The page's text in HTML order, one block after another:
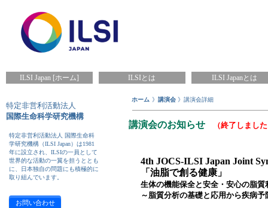
ILSI Japan [ホーム] ILSIとは ILSI Japanとは
特定非営利活動法人
国際生命科学研究機構
特定非営利活動法人 国際生命科
学研究機構（ILSI Japan）は1981
年に設立され、ILSIの一員として
世界的な活動の一翼を担うととも
に、日本独自の問題にも積極的に
取り組んでいます。
お問い合わせ
ホーム 》講演会 》講演会詳細
講演会のお知らせ （終了しまし
4th JOCS-ILSI Japan Joint
「油脂で創る健康」
生体の機能保全と安全・安心の脂質
～脂質分析の基礎と応用から疾病